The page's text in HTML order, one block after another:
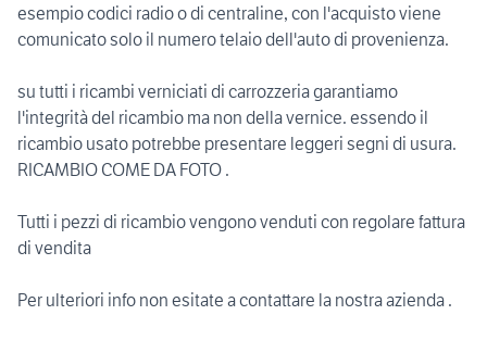
esempio codici radio o di centraline, con l'acquisto viene
comunicato solo il numero telaio dell'auto di provenienza.
su tutti i ricambi verniciati di carrozzeria garantiamo
l'integrità del ricambio ma non della vernice. essendo il
ricambio usato potrebbe presentare leggeri segni di usura.
RICAMBIO COME DA FOTO .
Tutti i pezzi di ricambio vengono venduti con regolare fattura
di vendita
Per ulteriori info non esitate a contattare la nostra azienda .